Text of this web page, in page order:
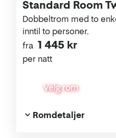
Standard Room
fra 1 445 kr
per natt
Dobbeltrom med to
inntil to personer.
Velg rom
Romdetaljer